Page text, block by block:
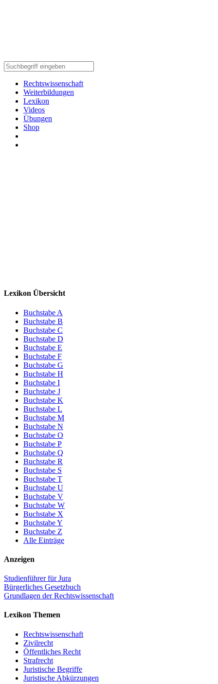
Rechtswissenschaft
Weiterbildungen
Lexikon
Videos
Übungen
Shop
Lexikon Übersicht
Buchstabe A
Buchstabe B
Buchstabe C
Buchstabe D
Buchstabe E
Buchstabe F
Buchstabe G
Buchstabe H
Buchstabe I
Buchstabe J
Buchstabe K
Buchstabe L
Buchstabe M
Buchstabe N
Buchstabe O
Buchstabe P
Buchstabe Q
Buchstabe R
Buchstabe S
Buchstabe T
Buchstabe U
Buchstabe V
Buchstabe W
Buchstabe X
Buchstabe Y
Buchstabe Z
Alle Einträge
Anzeigen
Studienführer für Jura
Bürgerliches Gesetzbuch
Grundlagen der Rechtswissenschaft
Lexikon Themen
Rechtswissenschaft
Zivilrecht
Öffentliches Recht
Strafrecht
Juristische Begriffe
Juristische Abkürzungen